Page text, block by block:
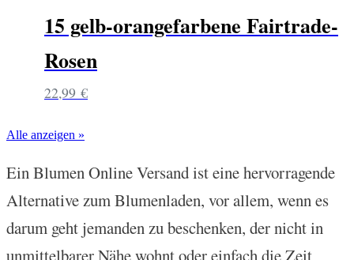
15 gelb-orangefarbene Fairtrade-
Rosen
22,99 €
Alle anzeigen »
Ein Blumen Online Versand ist eine hervorragende
Alternative zum Blumenladen, vor allem, wenn es
darum geht jemanden zu beschenken, der nicht in
unmittelbarer Nähe wohnt oder einfach die Zeit